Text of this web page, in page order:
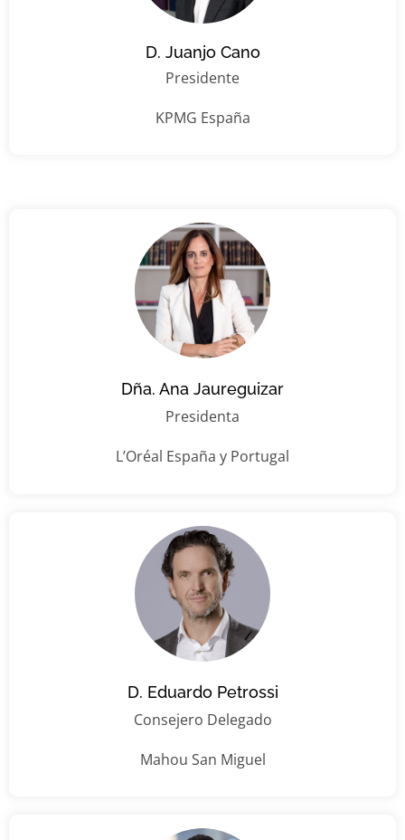
D. Juanjo Cano
Presidente
KPMG España
Dña. Ana Jaureguizar
Presidenta
L’Oréal España y Portugal
D. Eduardo Petrossi
Consejero Delegado
Mahou San Miguel